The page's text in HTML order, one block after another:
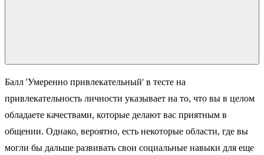
Балл 'Умеренно привлекательный' в тесте на
привлекательность личности указывает на то, что вы в целом
обладаете качествами, которые делают вас приятным в
общении. Однако, вероятно, есть некоторые области, где вы
могли бы дальше развивать свои социальные навыки для еще